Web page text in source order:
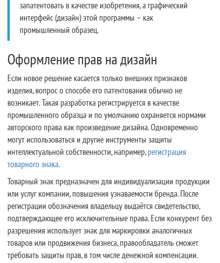
запатентовать в качестве изобретения, а графический
интерфейс (дизайн) этой программы – как
промышленный образец.
Оформление прав на дизайн
Если новое решение касается только внешних признаков
изделия, вопрос о способе его патентования обычно не
возникает. Такая разработка регистрируется в качестве
промышленного образца и по умолчанию охраняется нормами
авторского права как произведение дизайна. Одновременно
могут использоваться и другие инструменты защиты
интеллектуальной собственности, например,регистрация
товарного знака.
Товарный знак предназначен для индивидуализации продукции
или услуг компании, повышения узнаваемости бренда. После
регистрации обозначения владельцу выдаётся свидетельство,
подтверждающее его исключительные права. Если конкурент без
разрешения использует знак для маркировки аналогичных
товаров или продвижения бизнеса, правообладатель сможет
требовать защиты прав, в том числе денежной компенсации.